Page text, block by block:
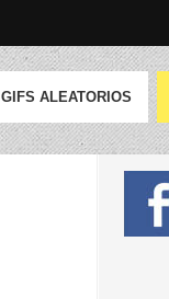
GIFS ALEATORIOS